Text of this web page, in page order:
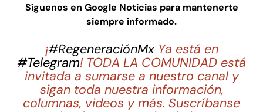
Síguenos en Google Noticias para mantenerte
siempre informado.
¡#RegeneraciónMxYa está en
#Telegram! TODA LA COMUNIDAD está
invitada a sumarse a nuestro canal y
sigan toda nuestra información,
columnas, videos y más. Suscríbanse